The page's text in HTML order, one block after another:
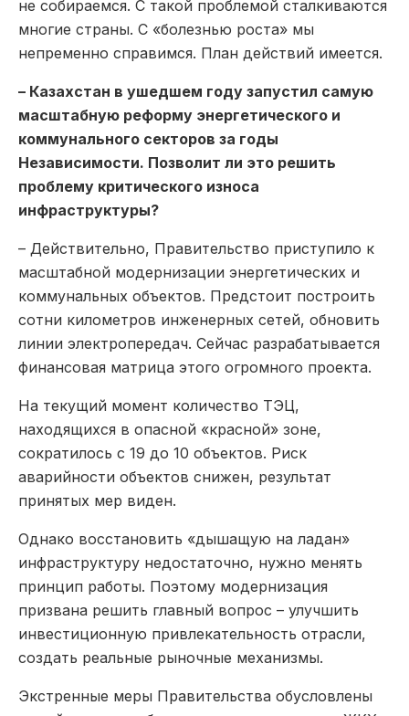
не собираемся. С такой проблемой сталкиваются
многие страны. С «болезнью роста» мы
непременно справимся. План действий имеется.
– Казахстан в ушедшем году запустил самую
масштабную реформу энергетического и
коммунального секторов за годы
Независимости. Позволит ли это решить
проблему критического износа
инфраструктуры?
– Действительно, Правительство приступило к
масштабной модернизации энергетических и
коммунальных объектов. Предстоит построить
сотни километров инженерных сетей, обновить
линии электропередач. Сейчас разрабатывается
финансовая матрица этого огромного проекта.
На текущий момент количество ТЭЦ,
находящихся в опасной «красной» зоне,
сократилось с 19 до 10 объектов. Риск
аварийности объектов снижен, результат
принятых мер виден.
Однако восстановить «дышащую на ладан»
инфраструктуру недостаточно, нужно менять
принцип работы. Поэтому модернизация
призвана решить главный вопрос – улучшить
инвестиционную привлекательность отрасли,
создать реальные рыночные механизмы.
Экстренные меры Правительства обусловлены